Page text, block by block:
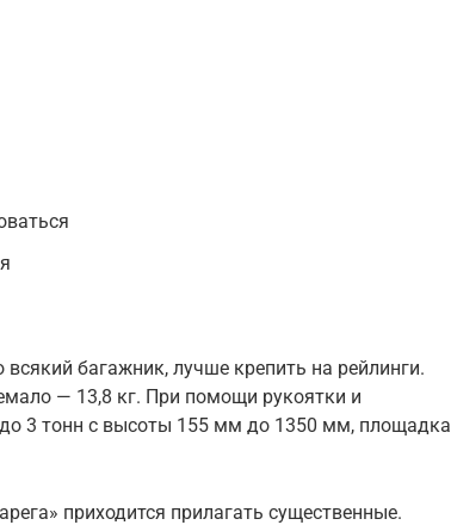
багажник, лучше крепить на рейлинги.
— 13,8 кг. При помощи рукоятки и
3 тонн с высоты 155 мм до 1350 мм, площадка
приходится прилагать существенные.